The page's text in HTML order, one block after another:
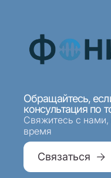
8 (495)
Ежедневно
Обращайтесь,
консультация по
Свяжитесь с
время
Связаться